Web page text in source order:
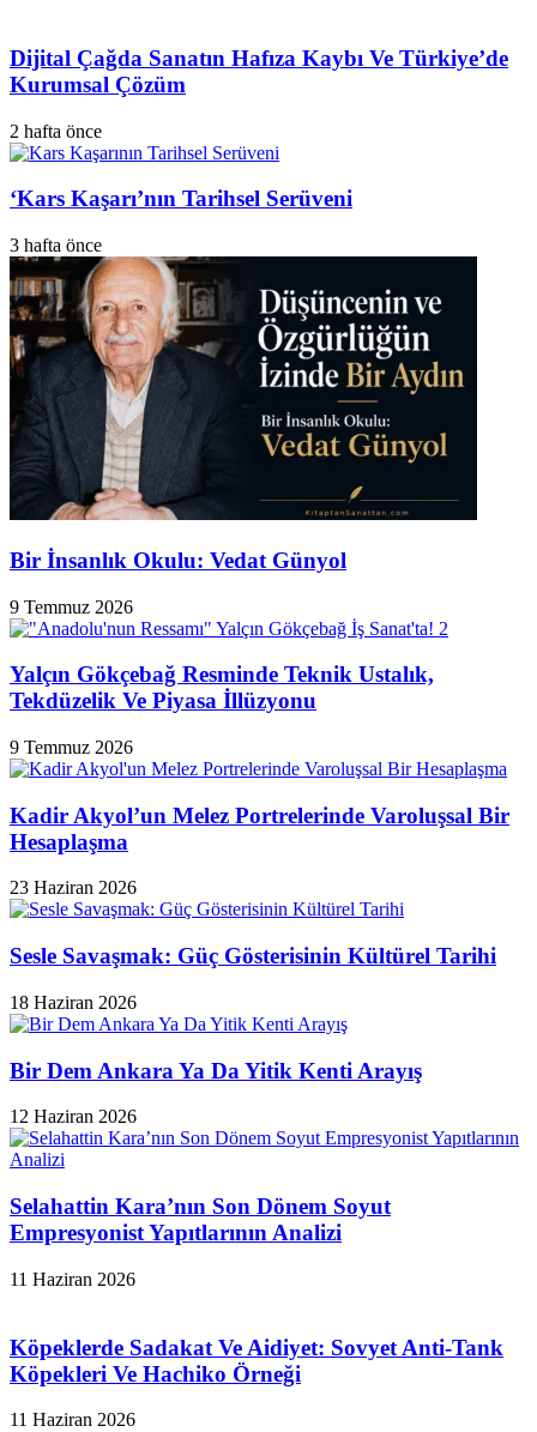
Dijital Çağda Sanatın Hafıza Kaybı Ve Türkiye’de
Kurumsal Çözüm
2 hafta önce
‘Kars Kaşarı’nın Tarihsel Serüveni
3 hafta önce
Bir İnsanlık Okulu: Vedat Günyol
9 Temmuz 2026
Yalçın Gökçebağ Resminde Teknik Ustalık,
Tekdüzelik Ve Piyasa İllüzyonu
9 Temmuz 2026
Kadir Akyol’un Melez Portrelerinde Varoluşsal Bir
Hesaplaşma
23 Haziran 2026
Sesle Savaşmak: Güç Gösterisinin Kültürel Tarihi
18 Haziran 2026
Bir Dem Ankara Ya Da Yitik Kenti Arayış
12 Haziran 2026
Selahattin Kara’nın Son Dönem Soyut
Empresyonist Yapıtlarının Analizi
11 Haziran 2026
Köpeklerde Sadakat Ve Aidiyet: Sovyet Anti-Tank
Köpekleri Ve Hachiko Örneği
11 Haziran 2026